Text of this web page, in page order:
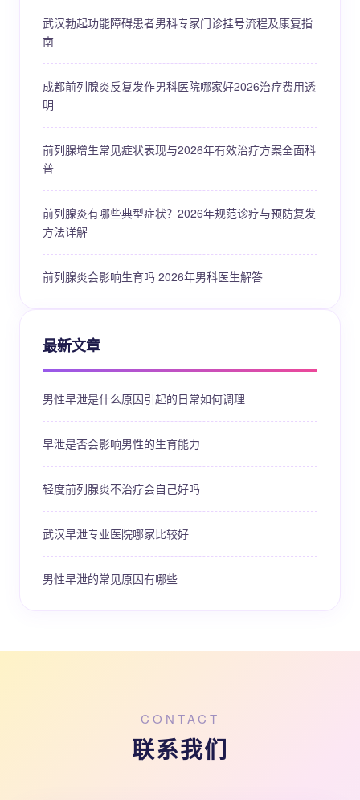
武汉勃起功能障碍患者男科专家门诊挂号流程及康复指
南
成都前列腺炎反复发作男科医院哪家好2026治疗费用透
明
前列腺增生常见症状表现与2026年有效治疗方案全面科
普
前列腺炎有哪些典型症状？2026年规范诊疗与预防复发
方法详解
前列腺炎会影响生育吗 2026年男科医生解答
最新文章
男性早泄是什么原因引起的日常如何调理
早泄是否会影响男性的生育能力
轻度前列腺炎不治疗会自己好吗
武汉早泄专业医院哪家比较好
男性早泄的常见原因有哪些
CONTACT
联系我们